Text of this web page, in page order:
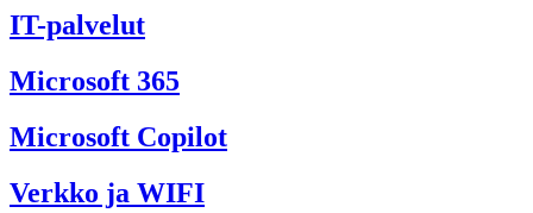
IT-palvelut
Microsoft 365
Microsoft Copilot
Verkko ja WIFI